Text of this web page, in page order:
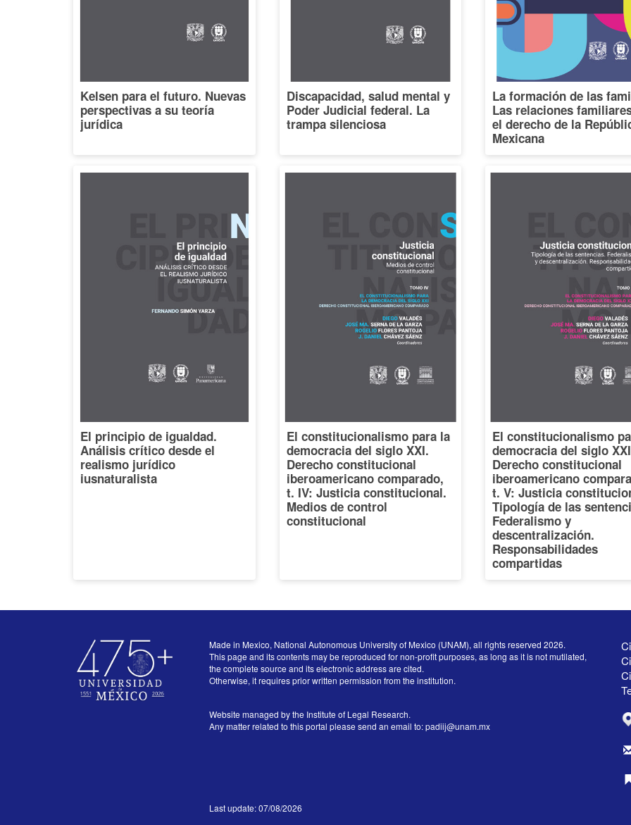
Kelsen para el futuro. Nuevas
perspectivas a su teoría
jurídica
Discapacidad, salud mental y
Poder Judicial federal. La
trampa silenciosa
La formación de las
Las relaciones
el derecho de la
Mexicana
El principio de igualdad.
Análisis crítico desde el
realismo jurídico
iusnaturalista
El constitucionalismo para la
democracia del siglo XXI.
Derecho constitucional
iberoamericano comparado,
t. IV: Justicia constitucional.
Medios de control
constitucional
El constitucionalismo
democracia del siglo
Derecho constitucional
iberoamericano
t. V: Justicia
Tipología de las
Federalismo y
descentralización.
Responsabilidades
compartidas
Made in Mexico, National Autonomous University of Mexico (UNAM), all rights reserved 2026.
This page and its contents may be reproduced for non-profit purposes, as long as it is not mutilated,
the complete source and its electronic address are cited.
Otherwise, it requires prior written permission from the institution.
Website managed by the Institute of Legal Research.
Any matter related to this portal please send an email to:padiij@unam.mx
Last update: 07/08/2026